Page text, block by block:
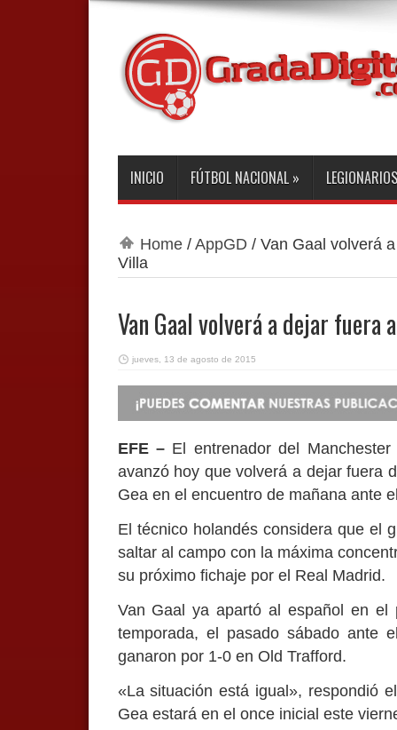
INICIO FÚTBOL NACIONAL » LEGIONARIOS
Home/ AppGD / Van Gaal volverá
Villa
Van Gaal volverá a dejar fuera
jueves, 13 de agosto de 2015
EFE –El entrenador del
avanzó hoy que volverá a dejar fuera
Gea en el encuentro de mañana ante
El técnico holandés considera que el
saltar al campo con la máxima
su próximo fichaje por el Real Madrid.
Van Gaal ya apartó al español en
temporada, el pasado sábado ante
ganaron por 1-0 en Old Trafford.
«La situación está igual», respondió
Gea estará en el once inicial este